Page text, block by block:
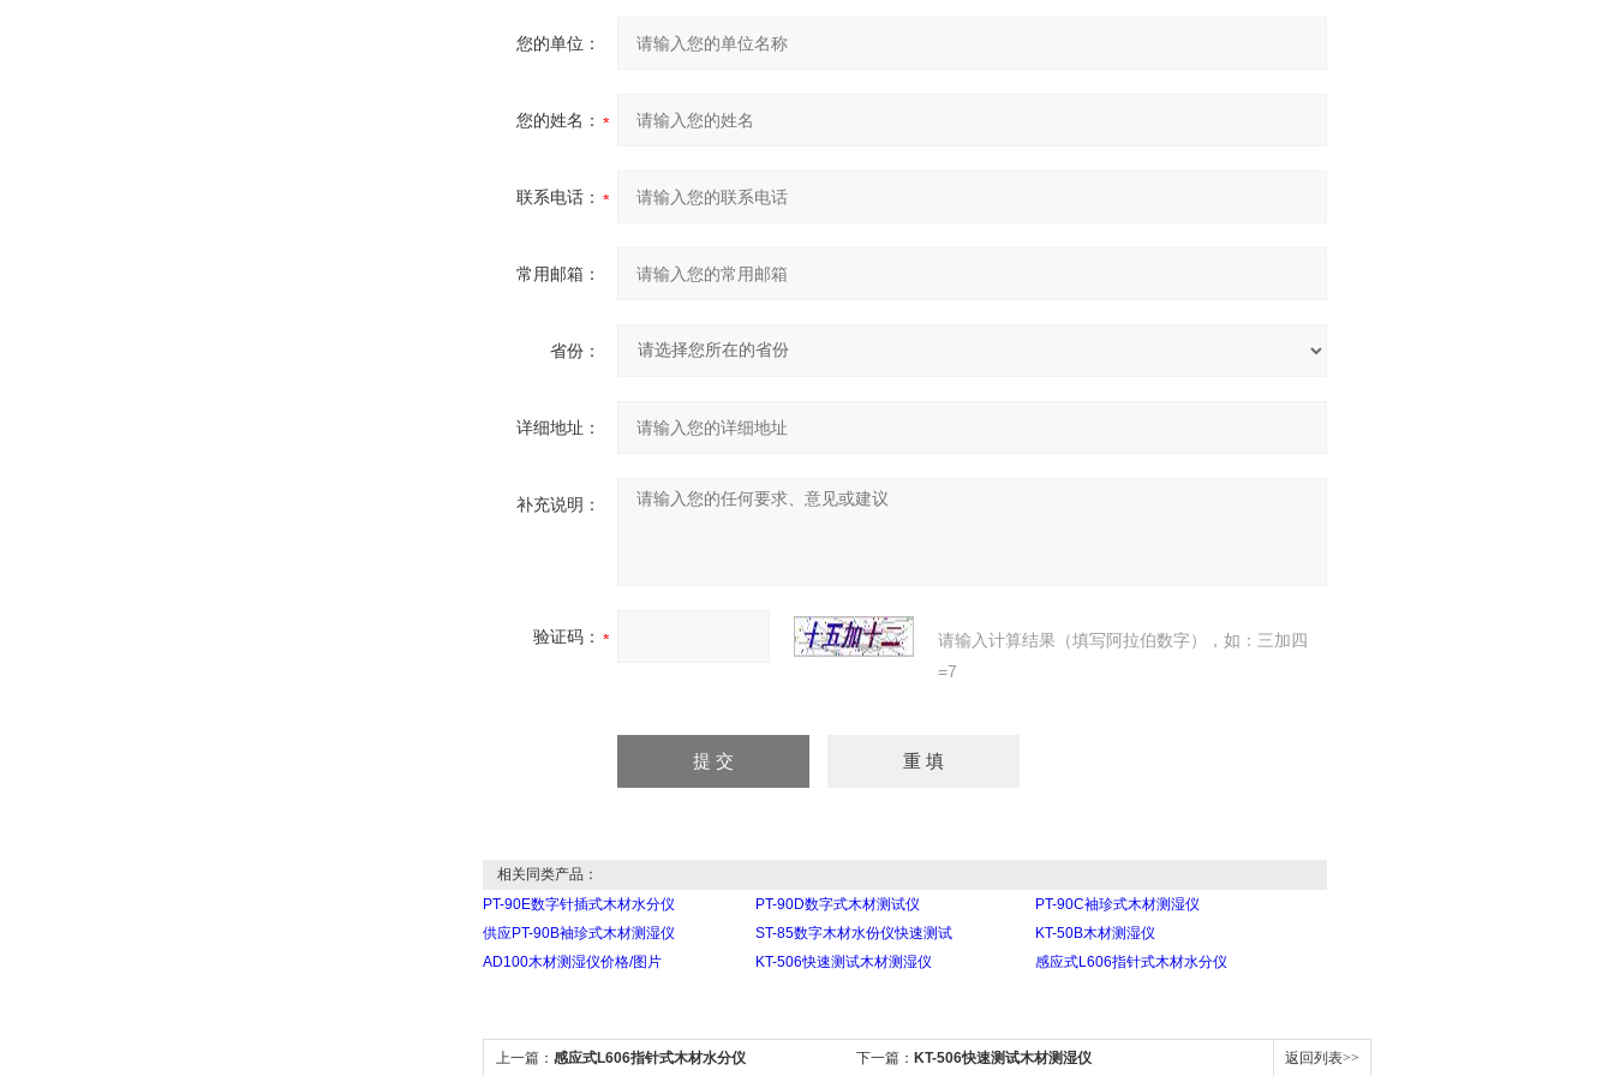
您的单位：
您的姓名：
联系电话：
常用邮箱：
省份：
详细地址：
补充说明：
验证码：
请输入计算结果（填写阿拉伯数字），如：三加四
=7
相关同类产品：
PT-90E数字针插式木材水分仪
PT-90D数字式木材测试仪
PT-90C袖珍式木材测湿仪
供应PT-90B袖珍式木材测湿仪
ST-85数字木材水份仪快速测试
KT-50B木材测湿仪
AD100木材测湿仪价格/图片
KT-506快速测试木材测湿仪 感应式L606指针式木材水分仪
上一篇： 感应式L606指针式木材水分仪 下一篇： KT-506快速测试木材测湿仪 返回列表>>